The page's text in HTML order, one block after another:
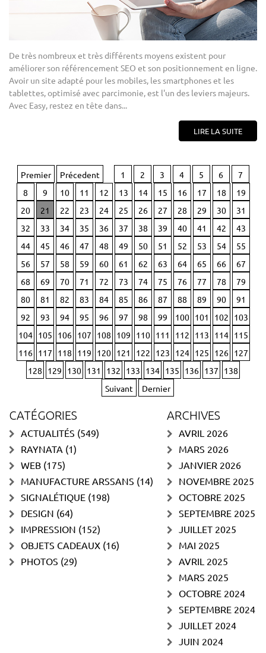
De très nombreux et très différents moyens existent pour
améliorer son référencement SEO et son positionnement en ligne.
Avoir un site adapté pour les mobiles, les smartphones et les
tablettes, optimisé avec parcimonie, est l'un des leviers majeurs.
Avec Easy, restez en tête dans...
LIRE LA SUITE
Premier Précedent 1 2 3 4 5 6
7
8
9 10 11 12 13 14 15 16 17 18
19
20
21 22 23 24 25 26 27 28 29 30
31
32
33 34 35 36 37 38 39 40 41 42
43
44
45 46 47 48 49 50 51 52 53 54
55
56
57 58 59 60 61 62 63 64 65 66
67
68
69 70 71 72 73 74 75 76 77 78
79
80
81 82 83 84 85 86 87 88 89 90
91
92
93 94 95 96 97 98 99 100 101 102
103
104 105 106 107 108 109 110 111 112 113 114 115
116 117 118 119 120 121 122 123 124 125 126 127
128
129 130 131 132 133 134 135 136 137
138
Suivant
Dernier
CATÉGORIES
ACTUALITÉS (549)
RAYNATA (1)
WEB (175)
MANUFACTURE ARSSANS (14)
SIGNALÉTIQUE (198)
DESIGN (64)
IMPRESSION (152)
OBJETS CADEAUX (16)
PHOTOS (29)
ARCHIVES
AVRIL 2026
MARS 2026
JANVIER 2026
NOVEMBRE 2025
OCTOBRE 2025
SEPTEMBRE 2025
JUILLET 2025
MAI 2025
AVRIL 2025
MARS 2025
OCTOBRE 2024
SEPTEMBRE 2024
JUILLET 2024
JUIN 2024